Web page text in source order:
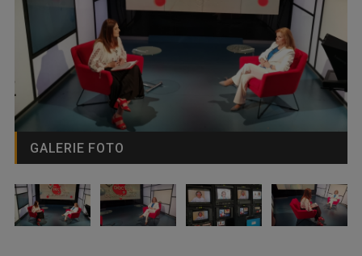
GALERIE FOTO